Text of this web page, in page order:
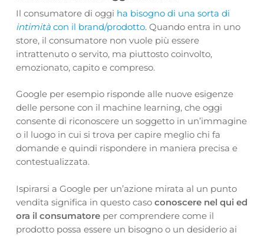
Il consumatore di oggi ha bisogno di una sorta di
intimitàcon il brand/prodotto. Quando entra in uno
store, il consumatore non vuole più essere
intrattenuto o servito, ma piuttosto coinvolto,
emozionato, capito e compreso.
Google per esempio risponde alle nuove esigenze
delle persone con il machine learning, che oggi
consente di riconoscere un soggetto in un’immagine
o il luogo in cui si trova per capire meglio chi fa
domande e quindi rispondere in maniera precisa e
contestualizzata.
Ispirarsi a Google per un’azione mirata al un punto
vendita significa in questo caso conoscere nel qui ed
ora il consumatoreper comprendere come il
prodotto possa essere un bisogno o un desiderio ai